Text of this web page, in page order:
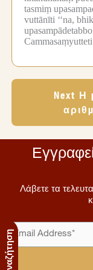
tasmiṃ
vuttānīti ‘‘na,
Next Η
Λάβετε τα